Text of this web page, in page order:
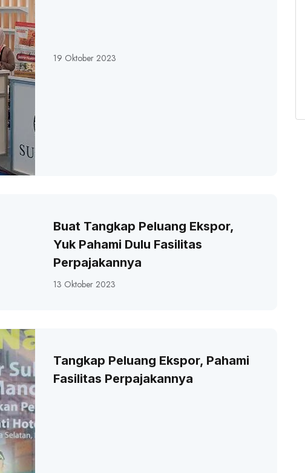
19 Oktober 2023
Buat Tangkap Peluang Ekspor,
Yuk Pahami Dulu Fasilitas
Perpajakannya
13 Oktober 2023
Tangkap Peluang Ekspor, Pahami
Fasilitas Perpajakannya